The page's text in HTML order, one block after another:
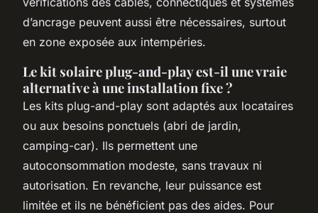
d’ancrage peuvent aussi être nécessaires, surtout
en zone exposée aux intempéries.
Le kit solaire plug-and-play est-il une vraie
alternative à une installation fixe ?
Les kits plug-and-play sont adaptés aux locataires
ou aux besoins ponctuels (abri de jardin,
camping-car). Ils permettent une
autoconsommation modeste, sans travaux ni
autorisation. En revanche, leur puissance est
limitée et ils ne bénéficient pas des aides. Pour